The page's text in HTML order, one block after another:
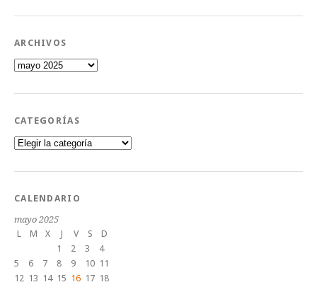
ARCHIVOS
Archivos
CATEGORÍAS
Categorías
CALENDARIO
mayo 2025
L
M X J V S
D
1
2 3
4
5
6 7 8 9 10 11
12 13 14 15 16 17 18